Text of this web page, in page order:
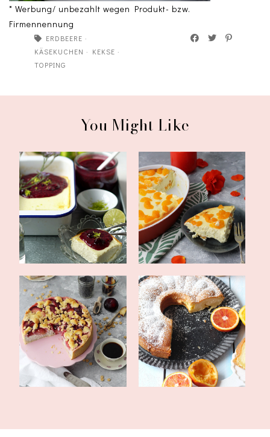
* Werbung/ unbezahlt wegen Produkt- bzw.
Firmennennung
ERDBEERE ·
KÄSEKUCHEN · KEKSE ·
TOPPING
You Might Like
Käsekuchen mit Skyr und
Beerensoße
Mandarinen-Käsekuchen
ohne Boden
Mohn-Quark-Kuchen mit
Streuseln
Blutorangenkuchen mit
Käsekuchenfül...